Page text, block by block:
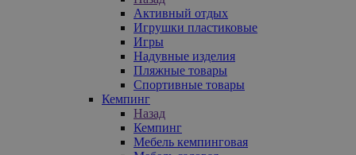
Активный отдых
Игрушки пластиковые
Игры
Надувные изделия
Пляжные товары
Спортивные товары
Кемпинг
Назад
Кемпинг
Мебель кемпинговая